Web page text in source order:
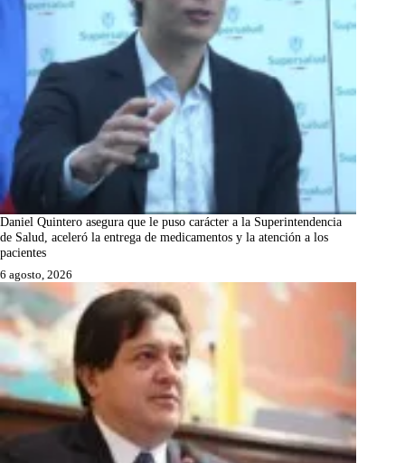
Daniel Quintero asegura que le puso carácter a la Superintendencia
de Salud, aceleró la entrega de medicamentos y la atención a los
pacientes
6 agosto, 2026